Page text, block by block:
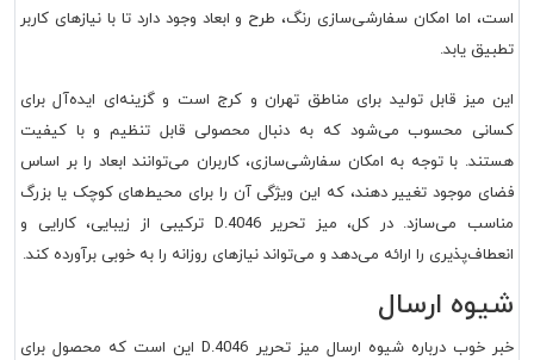
است، اما امکان سفارشی‌سازی رنگ، طرح و ابعاد وجود دارد تا با نیازهای کاربر
تطبیق یابد.
این میز قابل تولید برای مناطق تهران و کرج است و گزینه‌ای ایده‌آل برای
کسانی محسوب می‌شود که به دنبال محصولی قابل تنظیم و با کیفیت
هستند. با توجه به امکان سفارشی‌سازی، کاربران می‌توانند ابعاد را بر اساس
فضای موجود تغییر دهند، که این ویژگی آن را برای محیط‌های کوچک یا بزرگ
مناسب می‌سازد. در کل، میز تحریر D.4046 ترکیبی از زیبایی، کارایی و
انعطاف‌پذیری را ارائه می‌دهد و می‌تواند نیازهای روزانه را به خوبی برآورده کند.
شیوه ارسال
خبر خوب درباره شیوه ارسال میز تحریر D.4046 این است که محصول برای